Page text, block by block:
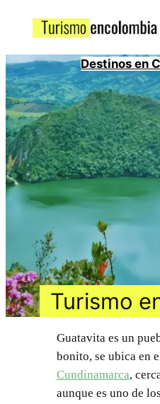
Destinos en
Turismo
Guatavita es un
bonito, se ubica en
Cundinamarca,
aunque es uno de